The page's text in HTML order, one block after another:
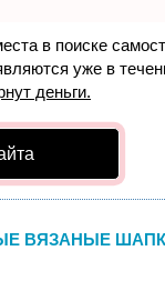
в поиске
уже в
деньги.
ВЯЗАНЫЕ ШАПКИ